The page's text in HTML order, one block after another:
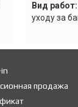
Вид работ:
уходу за
продажа